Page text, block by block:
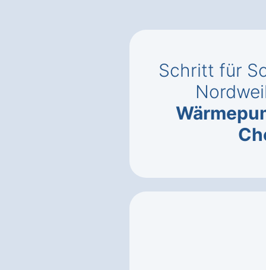
Schritt für